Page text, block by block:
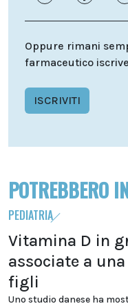
Oppure rimani
farmaceutico
ISCRIVITI
POTREBBERO
PEDIATRIA
Vitamina D in
associate a
figli
Uno studio danese ha